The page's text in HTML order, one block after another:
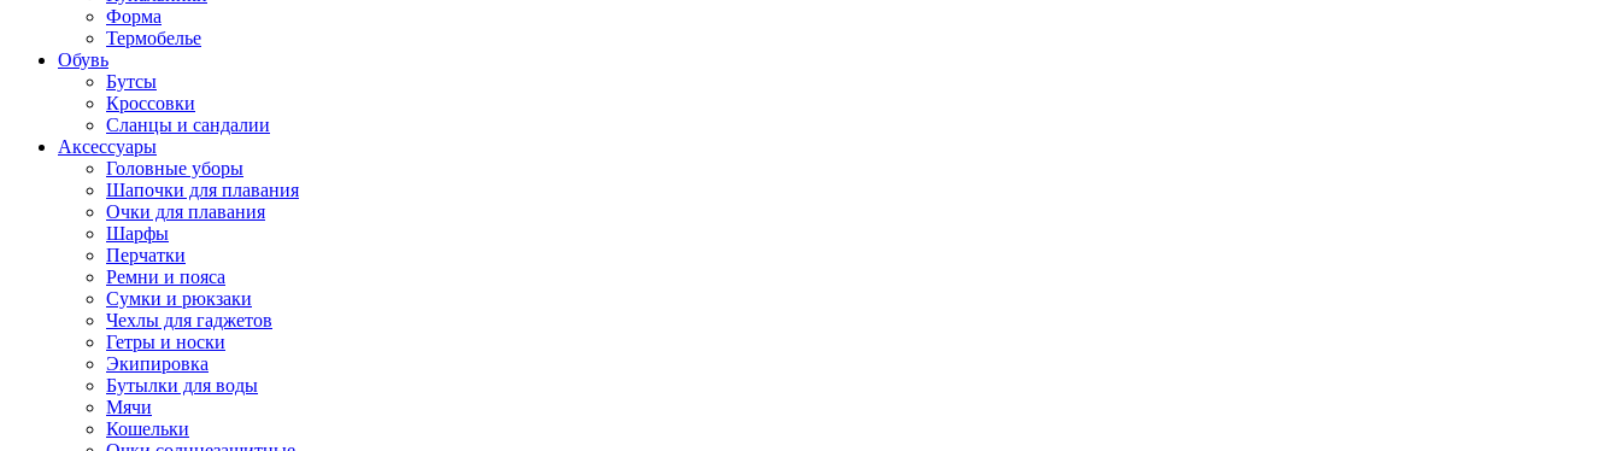
Форма
Термобелье
Обувь
Бутсы
Кроссовки
Сланцы и сандалии
Аксессуары
Головные уборы
Шапочки для плавания
Очки для плавания
Шарфы
Перчатки
Ремни и пояса
Сумки и рюкзаки
Чехлы для гаджетов
Гетры и носки
Экипировка
Бутылки для воды
Мячи
Кошельки